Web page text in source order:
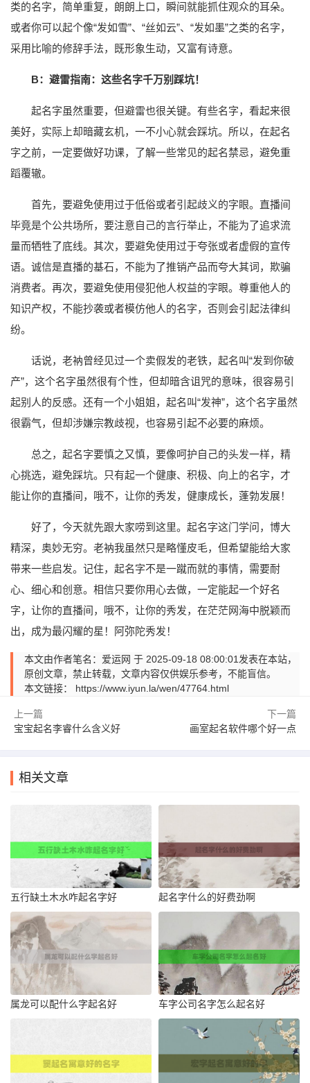
类的名字，简单重复，朗朗上口，瞬间就能抓住观众的耳朵。
或者你可以起个像“发如雪”、“丝如云”、“发如墨”之类的名字，
采用比喻的修辞手法，既形象生动，又富有诗意。
B：避雷指南：这些名字千万别踩坑！
起名字虽然重要，但避雷也很关键。有些名字，看起来很
美好，实际上却暗藏玄机，一不小心就会踩坑。所以，在起名
字之前，一定要做好功课，了解一些常见的起名禁忌，避免重
蹈覆辙。
首先，要避免使用过于低俗或者引起歧义的字眼。直播间
毕竟是个公共场所，要注意自己的言行举止，不能为了追求流
量而牺牲了底线。其次，要避免使用过于夸张或者虚假的宣传
语。诚信是直播的基石，不能为了推销产品而夸大其词，欺骗
消费者。再次，要避免使用侵犯他人权益的字眼。尊重他人的
知识产权，不能抄袭或者模仿他人的名字，否则会引起法律纠
纷。
话说，老衲曾经见过一个卖假发的老铁，起名叫“发到你破
产”，这个名字虽然很有个性，但却暗含诅咒的意味，很容易引
起别人的反感。还有一个小姐姐，起名叫“发神”，这个名字虽然
很霸气，但却涉嫌宗教歧视，也容易引起不必要的麻烦。
总之，起名字要慎之又慎，要像呵护自己的头发一样，精
心挑选，避免踩坑。只有起一个健康、积极、向上的名字，才
能让你的直播间，哦不，让你的秀发，健康成长，蓬勃发展！
好了，今天就先跟大家唠到这里。起名字这门学问，博大
精深，奥妙无穷。老衲我虽然只是略懂皮毛，但希望能给大家
带来一些启发。记住，起名字不是一蹴而就的事情，需要耐
心、细心和创意。相信只要你用心去做，一定能起一个好名
字，让你的直播间，哦不，让你的秀发，在茫茫网海中脱颖而
出，成为最闪耀的星！阿弥陀秀发！
本文由作者笔名：爱运网 于 2025-09-18 08:00:01发表在本站，
原创文章，禁止转载，文章内容仅供娱乐参考，不能盲信。
本文链接： https://www.iyun.la/wen/47764.html
上一篇
宝宝起名李睿什么含义好
下一篇
画室起名软件哪个好一点
相关文章
五行缺土木水咋起名字好 起名字什么的好费劲啊
属龙可以配什么字起名好 车字公司名字怎么起名好